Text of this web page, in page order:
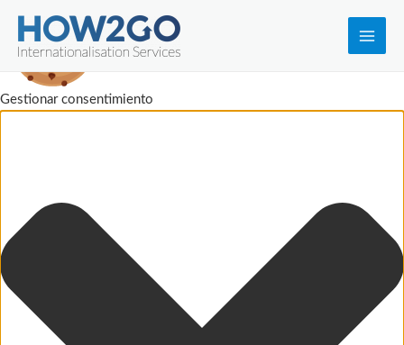
Gestionar consentimiento
Main